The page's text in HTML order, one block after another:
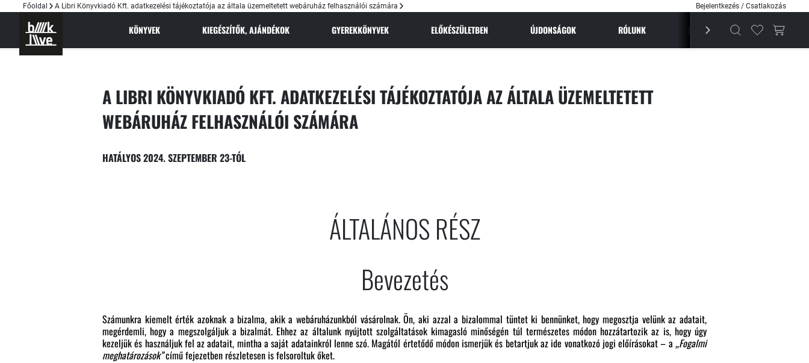
Főoldal A Libri Könyvkiadó Kft. adatkezelési tájékoztatója az általa üzemeltetett webáruház felhasználói számára Bejelentkezés / Csatlakozás
KÖNYVEK KIEGÉSZÍTŐK, AJÁNDÉKOK GYEREKKÖNYVEK ELŐKÉSZÜLETBEN ÚJDONSÁGOK RÓLUNK BESTSELLEREK MAGAZIN
A LIBRI KÖNYVKIADÓ KFT. ADATKEZELÉSI TÁJÉKOZTATÓJA AZ ÁLTALA ÜZEMELTETETT
WEBÁRUHÁZ FELHASZNÁLÓI SZÁMÁRA
HATÁLYOS 2024. SZEPTEMBER 23-TÓL
ÁLTALÁNOS RÉSZ
Bevezetés
Számunkra kiemelt érték azoknak a bizalma, akik a webáruházunkból vásárolnak. Ön, aki azzal a bizalommal tüntet ki bennünket, hogy megosztja velünk az adatait,
megérdemli, hogy a megszolgáljuk a bizalmát. Ehhez az általunk nyújtott szolgáltatások kimagasló minőségén túl természetes módon hozzátartozik az is, hogy úgy
kezeljük és használjuk fel az adatait, mintha a saját adatainkról lenne szó. Magától értetődő módon ismerjük és betartjuk az ide vonatkozó jogi előírásokat – a „Fogalmi
meghatározások”című fejezetben részletesen is felsoroltuk őket.